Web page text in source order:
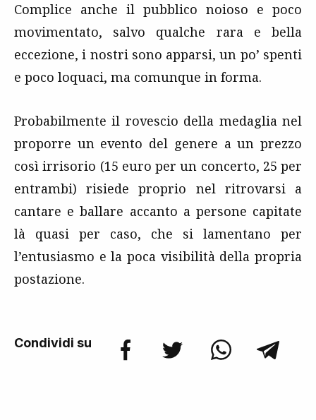
Complice anche il pubblico noioso e poco
movimentato, salvo qualche rara e bella
eccezione, i nostri sono apparsi, un po’ spenti
e poco loquaci, ma comunque in forma.
Probabilmente il rovescio della medaglia nel
proporre un evento del genere a un prezzo
così irrisorio (15 euro per un concerto, 25 per
entrambi) risiede proprio nel ritrovarsi a
cantare e ballare accanto a persone capitate
là quasi per caso, che si lamentano per
l’entusiasmo e la poca visibilità della propria
postazione.
Condividi su